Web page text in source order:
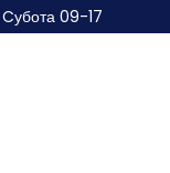
09-17